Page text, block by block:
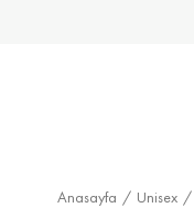
Anasayfa Unisex